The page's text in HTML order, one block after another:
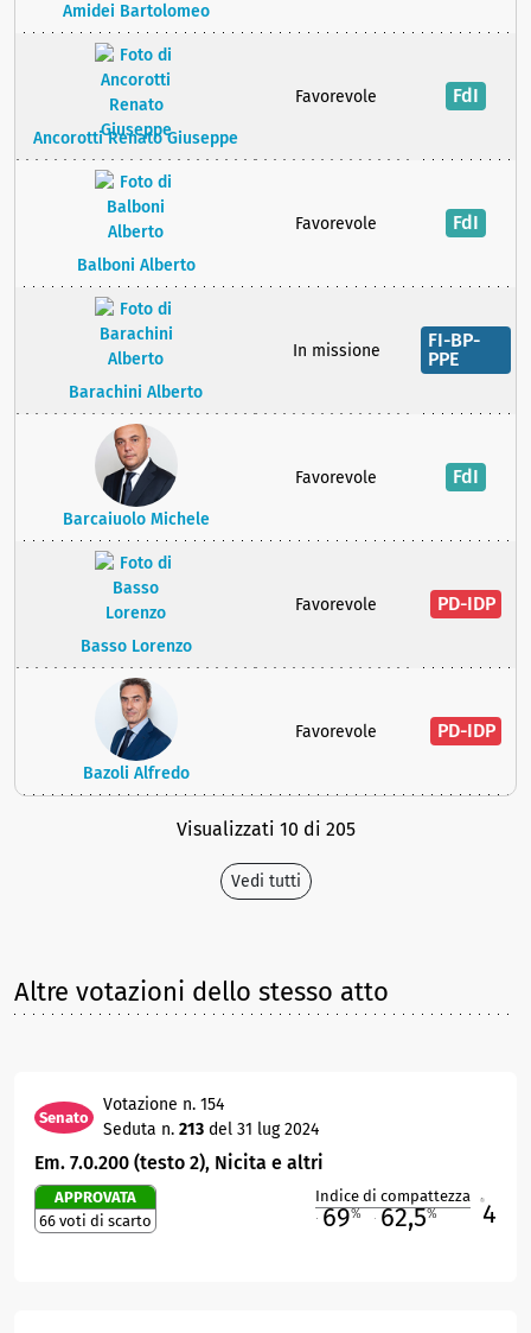
Amidei Bartolomeo
Ancorotti Renato Giuseppe
Favorevole FdI
Balboni Alberto
Favorevole FdI
Barachini Alberto
In missione
FI-BP-
PPE
Barcaiuolo Michele
Favorevole FdI
Basso Lorenzo
Favorevole PD-IDP
Bazoli Alfredo
Favorevole PD-IDP
Visualizzati 10 di 205
Vedi tutti
Altre votazioni dello stesso atto
Senato
Votazione n. 154
Seduta n. 213 del 31 lug 2024
Em. 7.0.200 (testo 2), Nicita e altri
APPROVATA
66 voti di scarto
Indice di compattezza
69% 62,5% 4